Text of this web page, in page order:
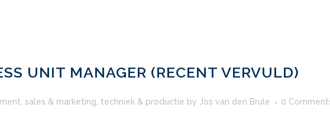
UNIT MANAGER (RECENT VERVULD)
sales & marketing techniek & productie by Jos van den Brule 0